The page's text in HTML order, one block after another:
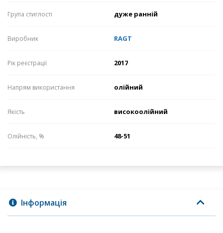
Група стиглості дуже ранній
Виробник RAGT
Рік реєстрації 2017
Напрям використання олійний
Якість високоолійний
Олійність, % 48-51
Інформація